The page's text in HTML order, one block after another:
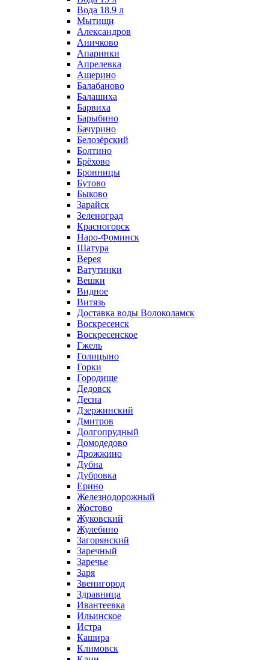
Вода 18.9 л
Мытищи
Александров
Аничково
Апаринки
Апрелевка
Ащерино
Балабаново
Балашиха
Барвиха
Барыбино
Бачурино
Белозёрский
Болтино
Брёхово
Бронницы
Бутово
Быково
Зарайск
Зеленоград
Красногорск
Наро-Фоминск
Шатура
Верея
Ватутинки
Вешки
Видное
Витязь
Доставка воды Волоколамск
Воскресенск
Воскресенское
Гжель
Голицыно
Горки
Городище
Дедовск
Десна
Дзержинский
Дмитров
Долгопрудный
Домодедово
Дрожжино
Дубна
Дубровка
Ерино
Железнодорожный
Жостово
Жуковский
Жулебино
Загорянский
Заречный
Заречье
Заря
Звенигород
Здравница
Ивантеевка
Ильинское
Истра
Кашира
Климовск